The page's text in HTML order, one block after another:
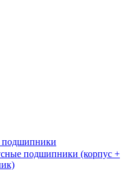
подшипники (корпус +